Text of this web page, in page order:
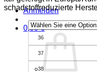
Anmelden
0,00€
schadstoffreduzierte
36
37
38